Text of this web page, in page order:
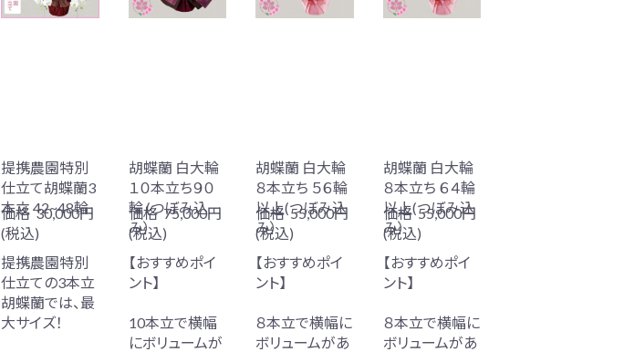
新規上場・一部上場祝い 竣工祝い
受賞胡蝶蘭 超特選受賞胡蝶蘭
提携農園特別
仕立て胡蝶蘭3
本立 42~48輪
価格30,000円
(税込)
提携農園特別
仕立ての3本立
胡蝶蘭では、最
大サイズ！
胡蝶蘭 白大輪
１０本立ち９０
輪 (つぼみ込
み）
価格75,000円
(税込)
【おすすめポイ
ント】
10本立で横幅
にボリュームが
胡蝶蘭 白大輪
８本立ち ５６輪
以上(つぼみ込
み）
価格55,000円
(税込)
【おすすめポイ
ント】
８本立で横幅に
ボリュームがあ
胡蝶蘭 白大輪
８本立ち ６４輪
以上(つぼみ込
み）
価格55,000円
(税込)
【おすすめポイ
ント】
８本立で横幅に
ボリュームがあ